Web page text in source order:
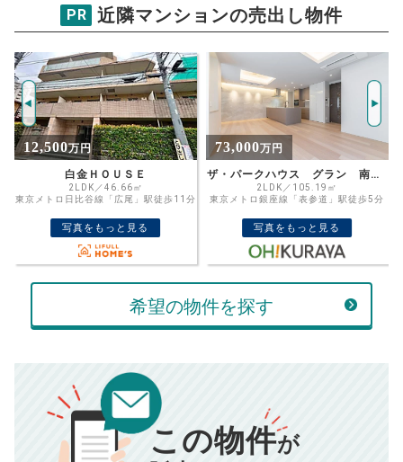
物件価格
ご希望の
返済期間
年
住宅ローン
金利
%
ボーナス
返済金額
万円
万円
返済シミュレーション計算結果
毎月の支払額 834
芝大門マンション
試算条件 49㎡・5階
推定売却価格：4240万円
資金計画のために査定額や希望売却価
格を入力して活用するのもおすすめ◎
売却価格
万円
計算する
00万円
■仲介手数料／ 00万円
■売買契約書印紙／ 0
PR 近隣マンションの売出し物件
73,000万円
2LDK／105.19㎡
東京メトロ銀座線「表参道」駅徒歩5分
写真をもっと見る
7,399万円
麻布イースト 5階
1LDK／42.12㎡
都営大江戸線「赤羽橋」駅徒歩4分
写真をもっと見る
希望の物件を探す
この物件が